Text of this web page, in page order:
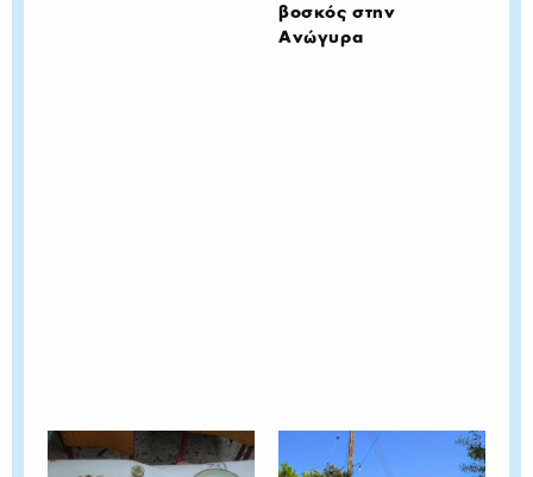
βοσκός στην
Ανώγυρα